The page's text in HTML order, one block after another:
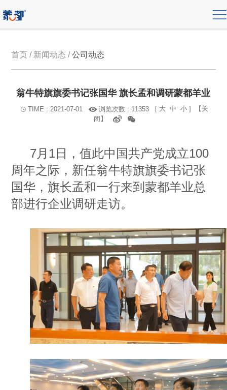
首页 / 新闻动态 /公司动态
翁牛特旗旗委书记张国华 旗长孟和调研蒙都羊业
TIME : 2021-07-01 浏览次数 : 11353 [ 大 中 小 ]
【关
闭】
7月1日，值此中国共产党成立100
周年之际，新任翁牛特旗旗委书记张
国华，旗长孟和一行来到蒙都羊业总
部进行企业调研走访。